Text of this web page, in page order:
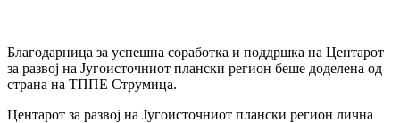
Благодарница за успешна соработка и поддршка на Центарот
за развој на Југоисточниот плански регион беше доделена од
страна на ТППЕ Струмица.
Центарот за развој на Југоисточниот плански регион лична